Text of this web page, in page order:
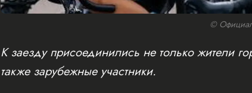
©
К заезду присоединились не только жители
также зарубежные участники.